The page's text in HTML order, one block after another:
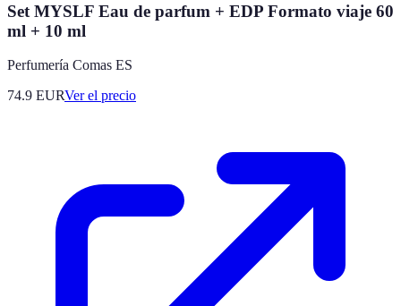
Set MYSLF Eau de parfum + EDP Formato viaje 60
ml + 10 ml
Perfumería Comas ES
74.9 EURVer el precio